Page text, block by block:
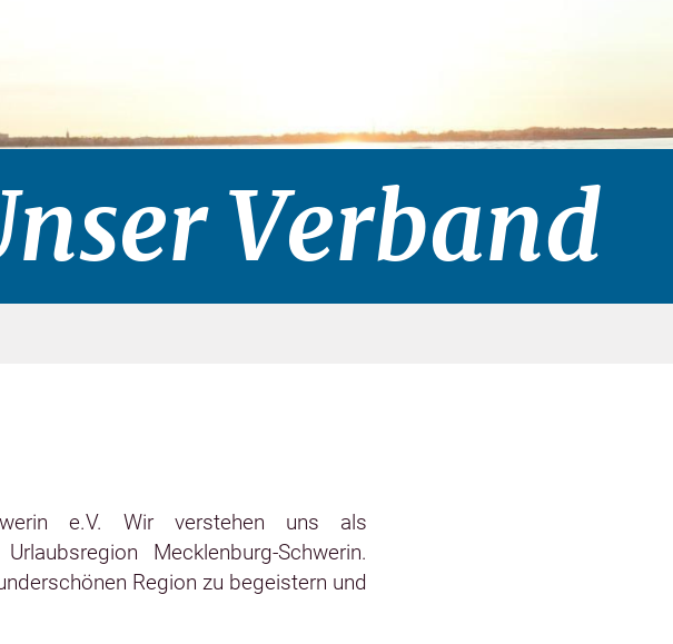
Verband
e.V. Wir verstehen uns als
Mecklenburg-Schwerin.
Region zu begeistern und